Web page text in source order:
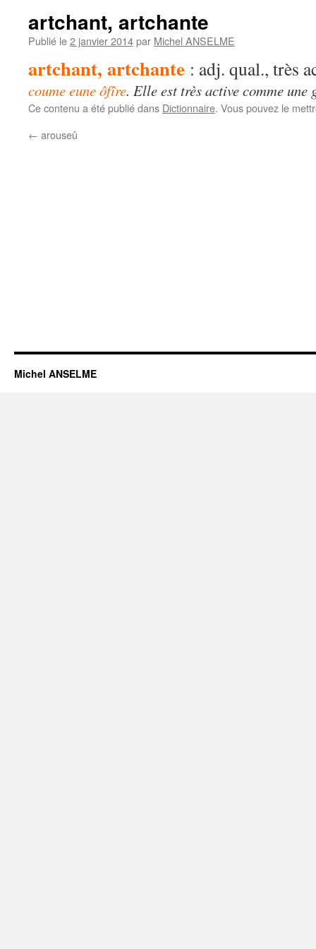
artchant, artchante
Publié le2 janvier 2014par Michel ANSELME
artchant, artchante : adj. qual., très
coume eune ôfîre. Elle est très active comme une
Ce contenu a été publié dans Dictionnaire. Vous pouvez le
← arouseû
Michel ANSELME